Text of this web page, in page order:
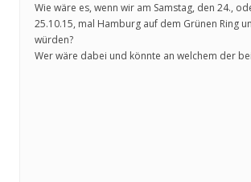
Wie wäre es, wenn wir am Samstag, den 24.,
25.10.15, mal Hamburg auf dem Grünen Ring
würden?
Wer wäre dabei und könnte an welchem der